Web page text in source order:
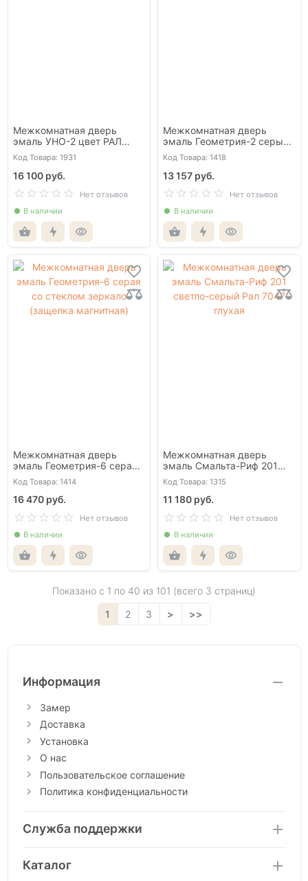
Межкомнатная дверь
эмаль УНО-2 цвет РАЛ
7047 со стеклом
Код Товара: 1931
16 100 руб.
Нет отзывов
В наличии
Межкомнатная дверь
эмаль Геометрия-2 серый
глухая (защелка
магнитная)
Код Товара: 1418
13 157 руб.
Нет отзывов
В наличии
Межкомнатная дверь
эмаль Геометрия-6 серая
со стеклом зеркало
(защелка магнитная)
Код Товара: 1414
16 470 руб.
Нет отзывов
В наличии
Межкомнатная дверь
эмаль Смальта-Риф 201
светло-серый Рал 7047
глухая
Код Товара: 1315
11 180 руб.
Нет отзывов
В наличии
Показано с 1 по 40 из 101 (всего 3 страниц)
1
2 3 > >>
Информация
Замер
Доставка
Установка
О нас
Пользовательское соглашение
Политика конфиденциальности
Служба поддержки
Каталог